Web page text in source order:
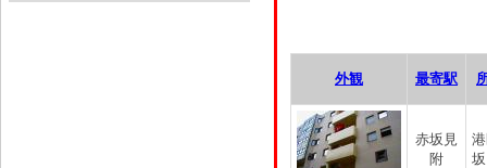
外観 最寄駅
赤坂見
附